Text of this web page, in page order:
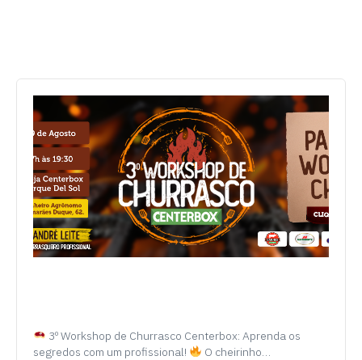
3º Workshop de Churrasco Centerbox: Aprenda os
segredos com um profissional!
O cheirinho…